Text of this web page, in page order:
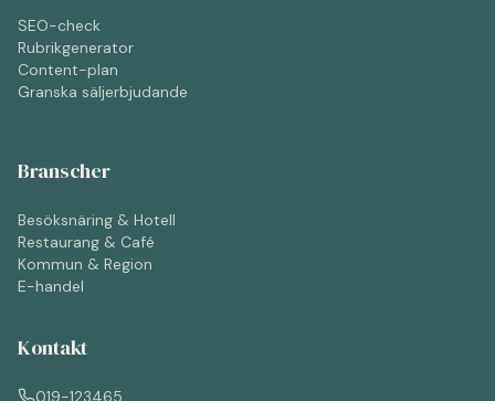
SEO-check
Rubrikgenerator
Content-plan
Granska säljerbjudande
Branscher
Besöksnäring & Hotell
Restaurang & Café
Kommun & Region
E-handel
Kontakt
019-123465